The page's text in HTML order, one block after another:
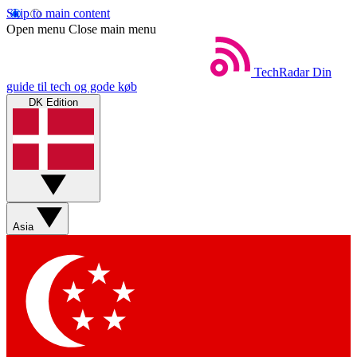
Skip to main content
Open menu Close main menu
TechRadar Din
guide til tech og gode køb
DK Edition
Asia